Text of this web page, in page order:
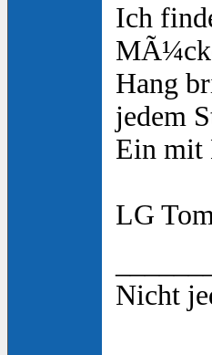
Ich
Hang
jedem
Ein mit
LG Tom
Nicht